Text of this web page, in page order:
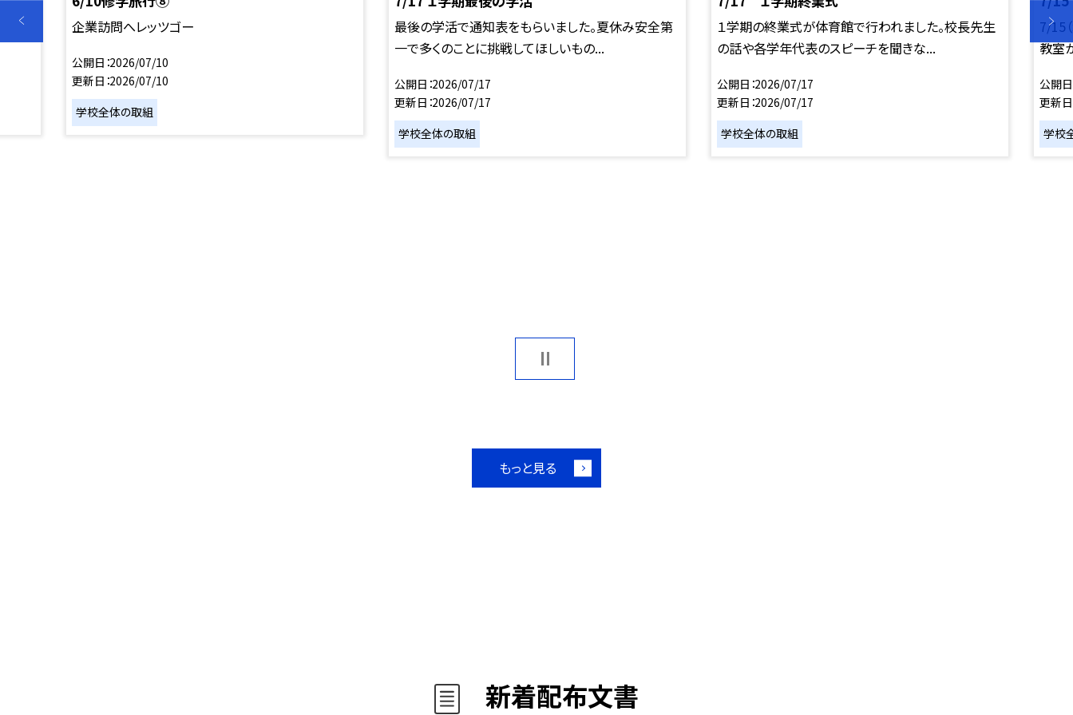
企業訪問へレッツゴー
公開日 2026/07/10
更新日 2026/07/10
学校全体の取組
最後の学活で通知表をもらいました。夏休み安全第
一で多くのことに挑戦してほしいもの...
公開日 2026/07/17
更新日 2026/07/17
学校全体の取組
１学期の終業式が体育館で行われました。校長先生
の話や各学年代表のスピーチを聞きな...
公開日 2026/07/17
更新日 2026/07/17
学校全体の取組
7/15
教室
公開日
更新日
学校
もっと見る
新着配布文書